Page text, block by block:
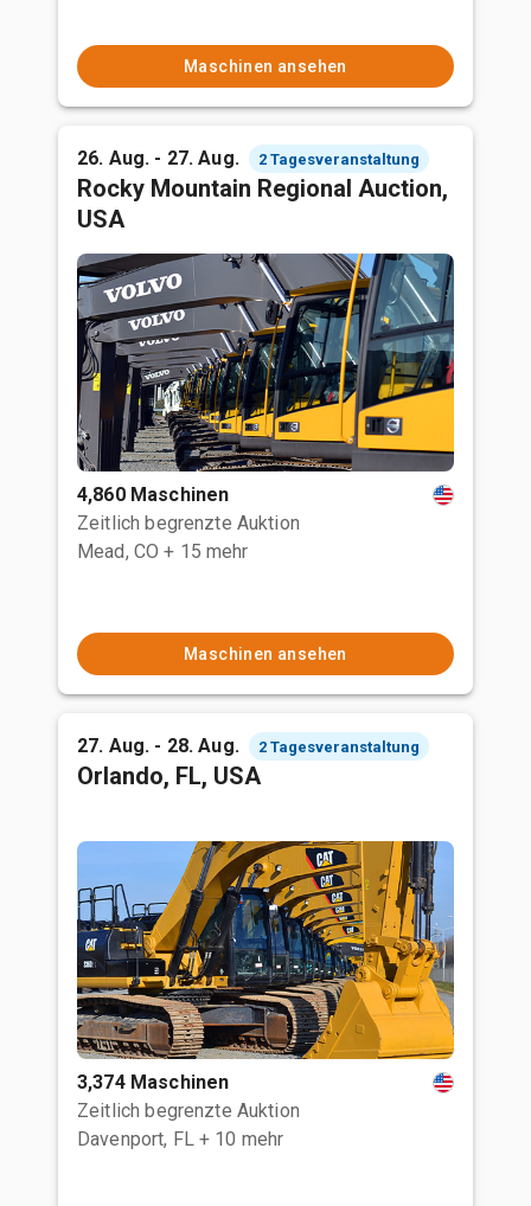
Maschinen ansehen
26. Aug. - 27. Aug. 2 Tagesveranstaltung
Rocky Mountain Regional Auction,
USA
4,860 Maschinen
Zeitlich begrenzte Auktion
Mead, CO + 15 mehr
Maschinen ansehen
27. Aug. - 28. Aug. 2 Tagesveranstaltung
Orlando, FL, USA
3,374 Maschinen
Zeitlich begrenzte Auktion
Davenport, FL + 10 mehr